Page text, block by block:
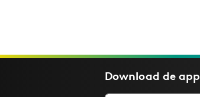
Download deapp